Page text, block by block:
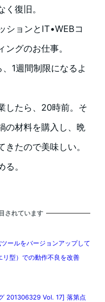
復旧。
ションとIT•WEBコ
グのお仕事。
1週間制限になるよ
したら、20時前。そ
の材料を購入し、晩
たので美味しい。
。
されています
ールをバージョンアップして
リ型）での動作不良を改善
201306329 Vol. 17] 落第点